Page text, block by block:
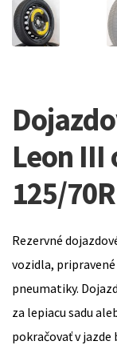
Leon III
125/
Rezervné
vozidla,
pneumatiky.
za lepiacu sadu
pokračovať v